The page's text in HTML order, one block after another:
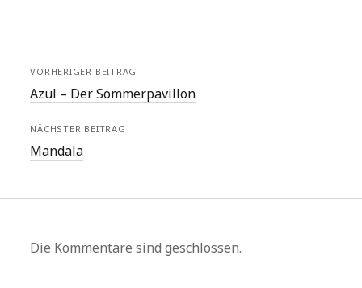
VORHERIGER BEITRAG
Azul – Der Sommerpavillon
NÄCHSTER BEITRAG
Mandala
Die Kommentare sind geschlossen.